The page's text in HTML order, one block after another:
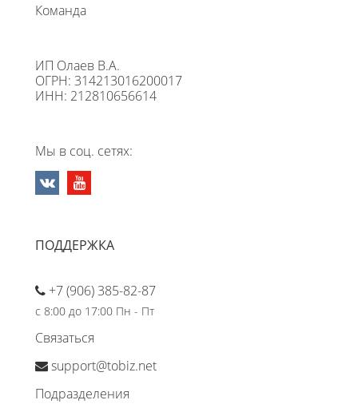
Команда
ИП Олаев В.А.
ОГРН: 314213016200017
ИНН: 212810656614
Мы в соц. сетях:
ПОДДЕРЖКА
+7 (906) 385-82-87
с 8:00 до 17:00 Пн - Пт
Связаться
support@tobiz.net
Подразделения